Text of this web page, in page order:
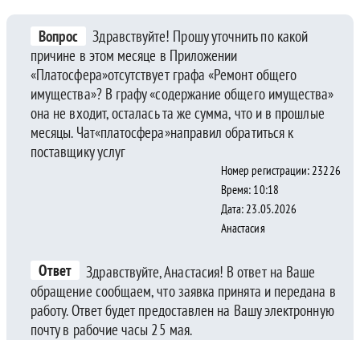
Вопрос
Здравствуйте! Прошу уточнить по какой
причине в этом месяце в Приложении
«Платосфера»отсутствует графа «Ремонт общего
имущества»? В графу «содержание общего имущества»
она не входит, осталась та же сумма, что и в прошлые
месяцы. Чат«платосфера»направил обратиться к
поставщику услуг
Номер регистрации: 23226
Время: 10:18
Дата: 23.05.2026
Анастасия
Ответ
Здравствуйте, Анастасия! В ответ на Ваше
обращение сообщаем, что заявка принята и передана в
работу. Ответ будет предоставлен на Вашу электронную
почту в рабочие часы 25 мая.